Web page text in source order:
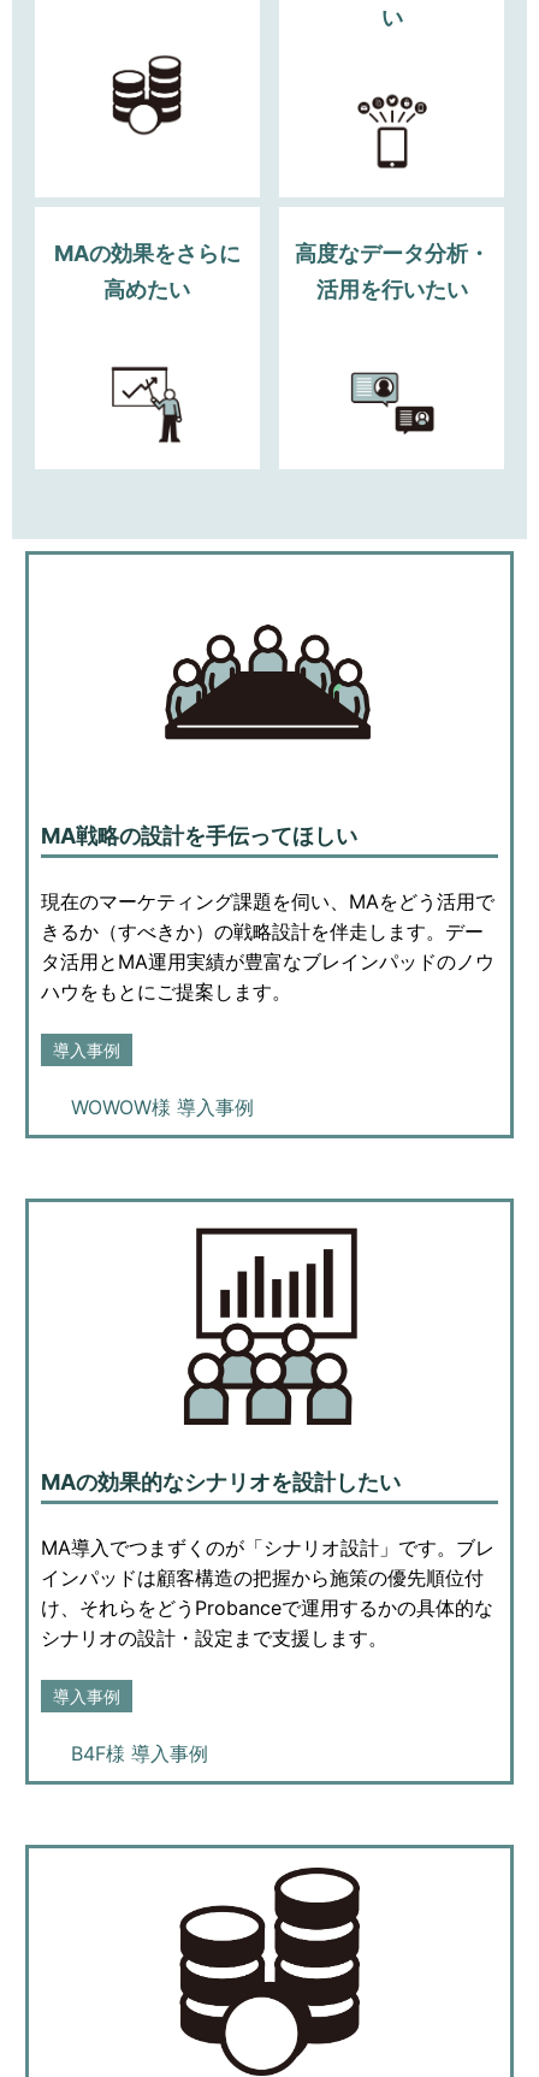
い
MAの効果をさらに
高めたい
高度なデータ分析・
活用を行いたい
MA戦略の設計を手伝ってほしい
現在のマーケティング課題を伺い、MAをどう活用で
きるか（すべきか）の戦略設計を伴走します。デー
タ活用とMA運用実績が豊富なブレインパッドのノウ
ハウをもとにご提案します。
導入事例
WOWOW様 導入事例
MAの効果的なシナリオを設計したい
MA導入でつまずくのが「シナリオ設計」です。ブレ
インパッドは顧客構造の把握から施策の優先順位付
け、それらをどうProbanceで運用するかの具体的な
シナリオの設計・設定まで支援します。
導入事例
B4F様 導入事例